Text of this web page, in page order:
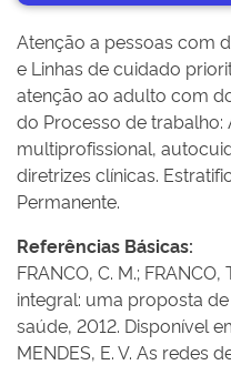
Atenção a pessoas com
e Linhas de cuidado
atenção ao adulto com
do Processo de
multiprofissional,
diretrizes clínicas.
Permanente.
Referências Básicas:
FRANCO, C. M.;
integral: uma proposta
saúde, 2012. Disponível
MENDES, E. V. As redes